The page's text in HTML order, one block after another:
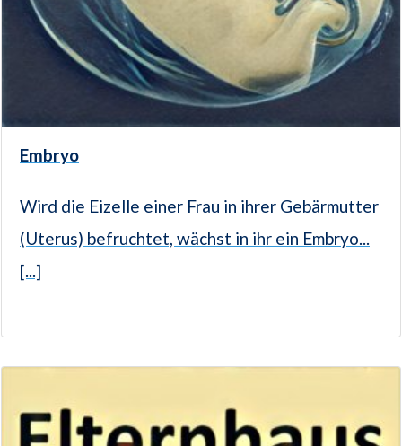
Embryo
Wird die Eizelle einer Frau in ihrer Gebärmutter
(Uterus) befruchtet, wächst in ihr ein Embryo...
[...]